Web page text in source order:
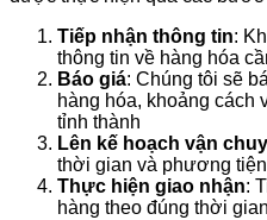
Tiếp nhận thông tin:
thông tin về hàng hóa
Báo giá: Chúng tôi sẽ
hàng hóa, khoảng cách
tỉnh thành
Lên kế hoạch vận
thời gian và phương
Thực hiện giao nhận:
hàng theo đúng thời